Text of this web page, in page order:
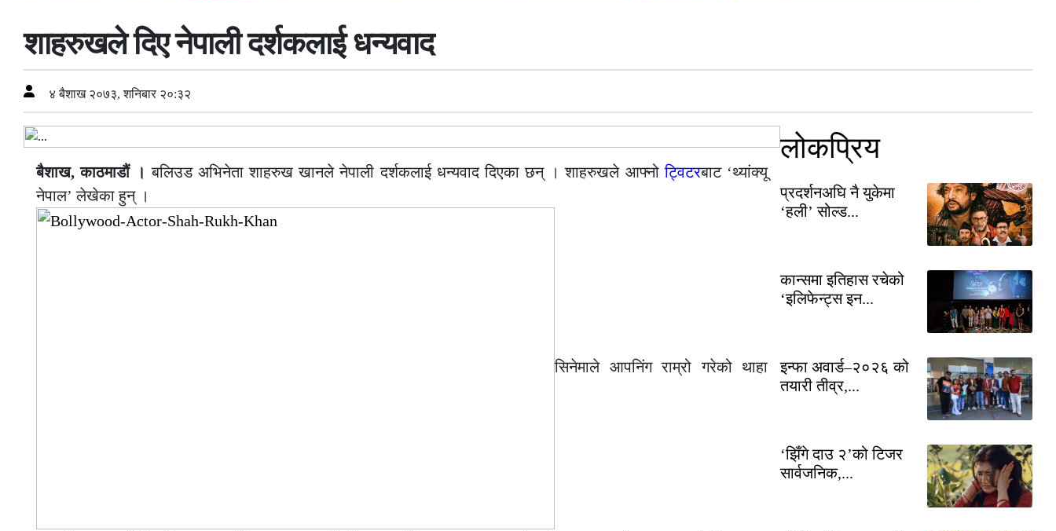
शाहरुखले दिए नेपाली दर्शकलाई धन्यवाद
४ बैशाख २०७३, शनिबार २०:३२
बैशाख, काठमाडौं । बलिउड अभिनेता शाहरुख खानले नेपाली दर्शकलाई धन्यवाद दिएका छन् । शाहरुखले आफ्नोट्विटरबाट ‘थ्यांक्यू
नेपाल’ लेखेका हुन् ।
सिनेमाले आपनिंग राम्रो गरेको थाहा
लोकप्रिय
प्रदर्शनअघि नै युकेमा
‘हली’ सोल्ड...
कान्समा इतिहास रचेको
‘इलिफेन्ट्स इन...
इन्फा अवार्ड–२०२६ को
तयारी तीव्र,...
‘झिँगे दाउ २’को टिजर
सार्वजनिक,...